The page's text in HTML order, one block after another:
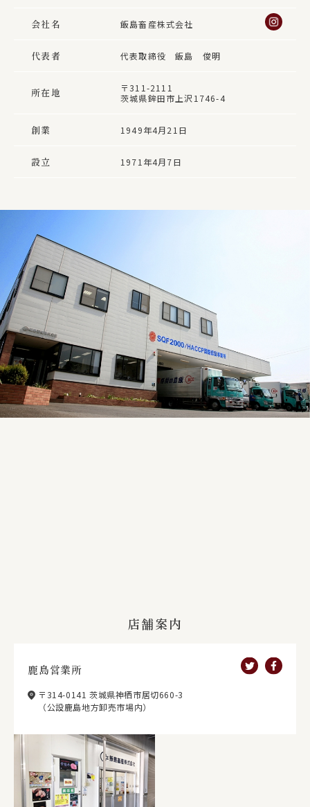
会社名 飯島畜産株式会社
代表者 代表取締役 飯島 俊明
所在地
〒311-2111
茨城県鉾田市上沢1746-4
創業 1949年4月21日
設立 1971年4月7日
店舗案内
鹿島営業所
〒314-0141 茨城県神栖市居切660-3
（公設鹿島地方卸売市場内）